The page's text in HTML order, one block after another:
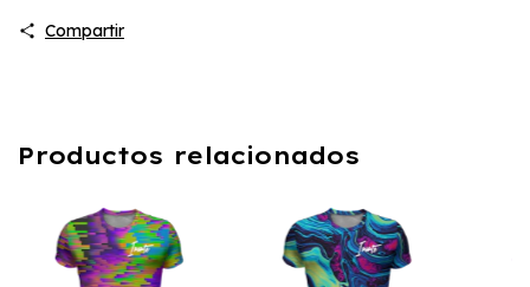
Compartir
Productos relacionados